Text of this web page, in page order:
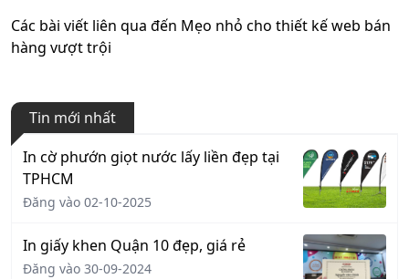
Các bài viết liên qua đến Mẹo nhỏ cho thiết kế web bán
hàng vượt trội
Tin mới nhất
In cờ phướn giọt nước lấy liền đẹp tại
TPHCM
Đăng vào 02-10-2025
In giấy khen Quận 10 đẹp, giá rẻ
Đăng vào 30-09-2024